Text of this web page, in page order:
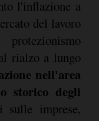
l'inflazione a
del lavoro
rialzo a lungo
nell'area
storico degli
sulle imprese,